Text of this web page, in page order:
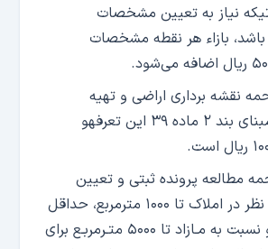
نیاز به تعیین مشخصات
بازاء هر نقطه مشخصات
الزحمه نقشه برداری اراضی و تهیه
پروفیل و … بر مبنای بند ۲ ماده ۳۹ این تعرفهو
الزحمه مطالعه پرونده ثبتی و تعیین
محل پلاک مورد نظر در املاک تا ۱۰۰۰ مترمربع، حداقل
۳.۰۰۰.۰۰۰ ریال و نسبت به مـازاد تا ۵۰۰۰ متـرمربـع برای